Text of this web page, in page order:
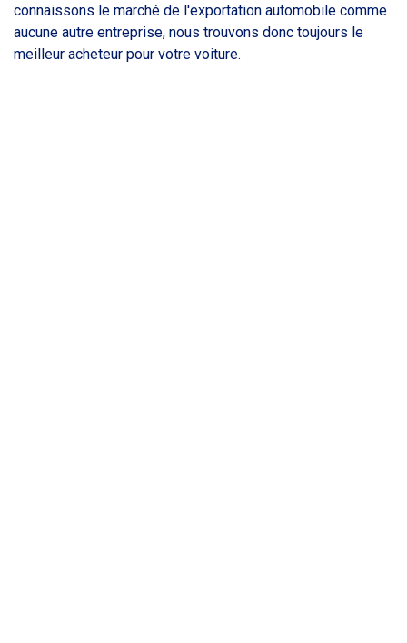
connaissons le marché de l'exportation automobile comme
aucune autre entreprise, nous trouvons donc toujours le
meilleur acheteur pour votre voiture.